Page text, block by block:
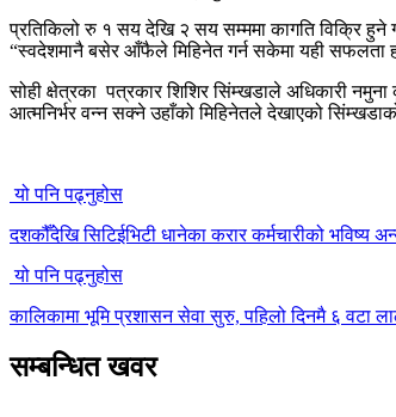
प्रतिकिलो रु १ सय देखि २ सय सम्ममा कागति विक्रि हुने
“स्वदेशमानै बसेर आँफैले मिहिनेत गर्न सकेमा यही सफलता
सोही क्षेत्रका पत्रकार शिशिर सिंम्खडाले अधिकारी
आत्मनिर्भर वन्न सक्ने उहाँको मिहिनेतले देखाएको
यो पनि पढ्नुहोस
दशकौँदेखि सिटिईभिटी धानेका करार कर्मचारीको भविष्य
यो पनि पढ्नुहोस
कालिकामा भूमि प्रशासन सेवा सुरु, पहिलो दिनमै ६ वटा
सम्बन्धित खवर